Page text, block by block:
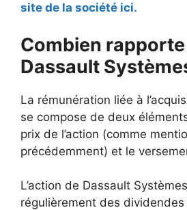
site de la société ici.
Combien rapporte
Dassault
La rémunération liée à
se compose de deux
prix de l’action (comme
précédemment) et le
L’action de Dassault
régulièrement des